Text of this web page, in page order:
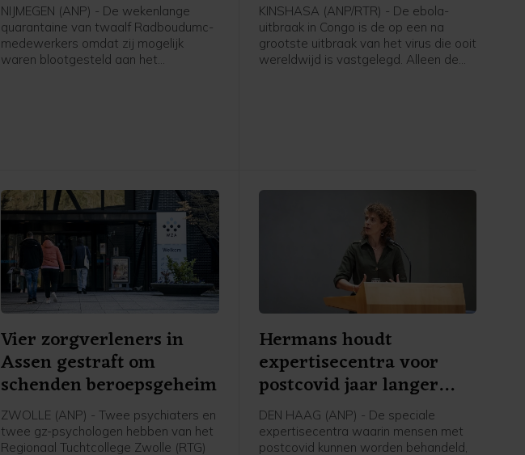
NIJMEGEN (ANP) - De wekenlange
quarantaine van twaalf Radboudumc-
medewerkers omdat zij mogelijk
waren blootgesteld aan het
KINSHASA (ANP/RTR) - De ebola-
uitbraak in Congo is de op een na
grootste uitbraak van het virus die ooit
wereldwijd is vastgelegd. Alleen de
Vier zorgverleners in
Assen gestraft om
schenden beroepsgeheim
ZWOLLE (ANP) - Twee psychiaters en
twee gz-psychologen hebben van het
Regionaal Tuchtcollege Zwolle (RTG)
Hermans houdt
expertisecentra voor
postcovid jaar langer
open
DEN HAAG (ANP) - De speciale
expertisecentra waarin mensen met
postcovid kunnen worden behandeld,